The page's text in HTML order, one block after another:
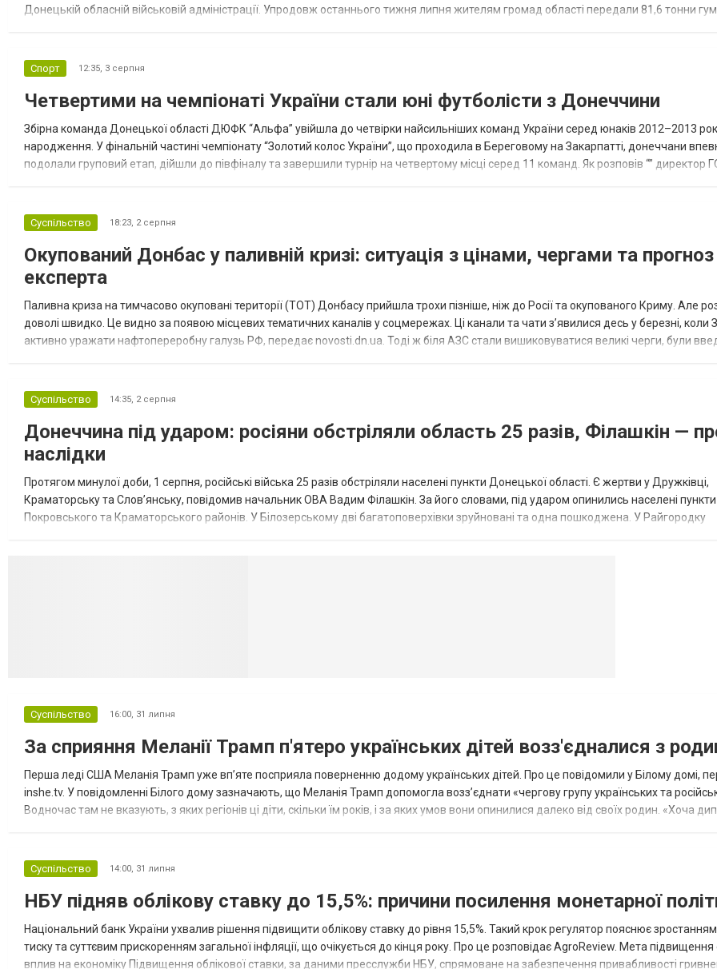
Донецькій обласній військовій адміністрації. Упродовж останнього тижня липня жителям громад області передали 81,6 тонни
Спорт 12:35, 3 серпня
Четвертими на чемпіонаті України стали юні футболісти з Донеччини
Збірна команда Донецької області ДЮФК “Альфа” увійшла до четвірки найсильніших команд України серед юнаків 2012–2013
народження. У фінальній частині чемпіонату “Золотий колос України”, що проходила в Береговому на Закарпатті, донеччани
подолали груповий етап, дійшли до півфіналу та завершили турнір на четвертому місці серед 11 команд. Як розповів “” директор
Суспільство 18:23, 2 серпня
Окупований Донбас у паливній кризі: ситуація з цінами, чергами та прогноз
експерта
Паливна криза на тимчасово окуповані території (ТОТ) Донбасу прийшла трохи пізніше, ніж до Росії та окупованого Криму. Але
доволі швидко. Це видно за появою місцевих тематичних каналів у соцмережах. Ці канали та чати з’явилися десь у березні, коли
активно уражати нафтопереробну галузь РФ, передає novosti.dn.ua. Тоді ж біля АЗС стали вишиковуватися великі черги, були
Суспільство 14:35, 2 серпня
Донеччина під ударом: росіяни обстріляли область 25 разів, Філашкін —
наслідки
Протягом минулої доби, 1 серпня, російські війська 25 разів обстріляли населені пункти Донецької області. Є жертви у Дружківці,
Краматорську та Слов’янську, повідомив начальник ОВА Вадим Філашкін. За його словами, під ударом опинились населені пункти
Покровського та Краматорського районів. У Білозерському дві багатоповерхівки зруйновані та одна пошкоджена. У Райгородку
Суспільство 16:00, 31 липня
За сприяння Меланії Трамп п'ятеро українських дітей возз'єдналися з
Перша леді США Меланія Трамп уже впʼяте посприяла поверненню додому українських дітей. Про це повідомили у Білому домі,
inshe.tv. У повідомленні Білого дому зазначають, що Меланія Трамп допомогла возз’єднати «чергову групу українських та
Водночас там не вказують, з яких регіонів ці діти, скільки їм років, і за яких умов вони опинилися далеко від своїх родин. «Хоча
Суспільство 14:00, 31 липня
НБУ підняв облікову ставку до 15,5%: причини посилення монетарної
Національний банк України ухвалив рішення підвищити облікову ставку до рівня 15,5%. Такий крок регулятор пояснює
тиску та суттєвим прискоренням загальної інфляції, що очікується до кінця року. Про це розповідає AgroReview. Мета підвищення
вплив на економіку Підвищення облікової ставки, за даними пресслужби НБУ, спрямоване на забезпечення привабливості